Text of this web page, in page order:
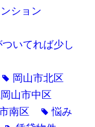
ション
いてれば少し
tag 岡山市北区
山市中区
南区 tag悩み